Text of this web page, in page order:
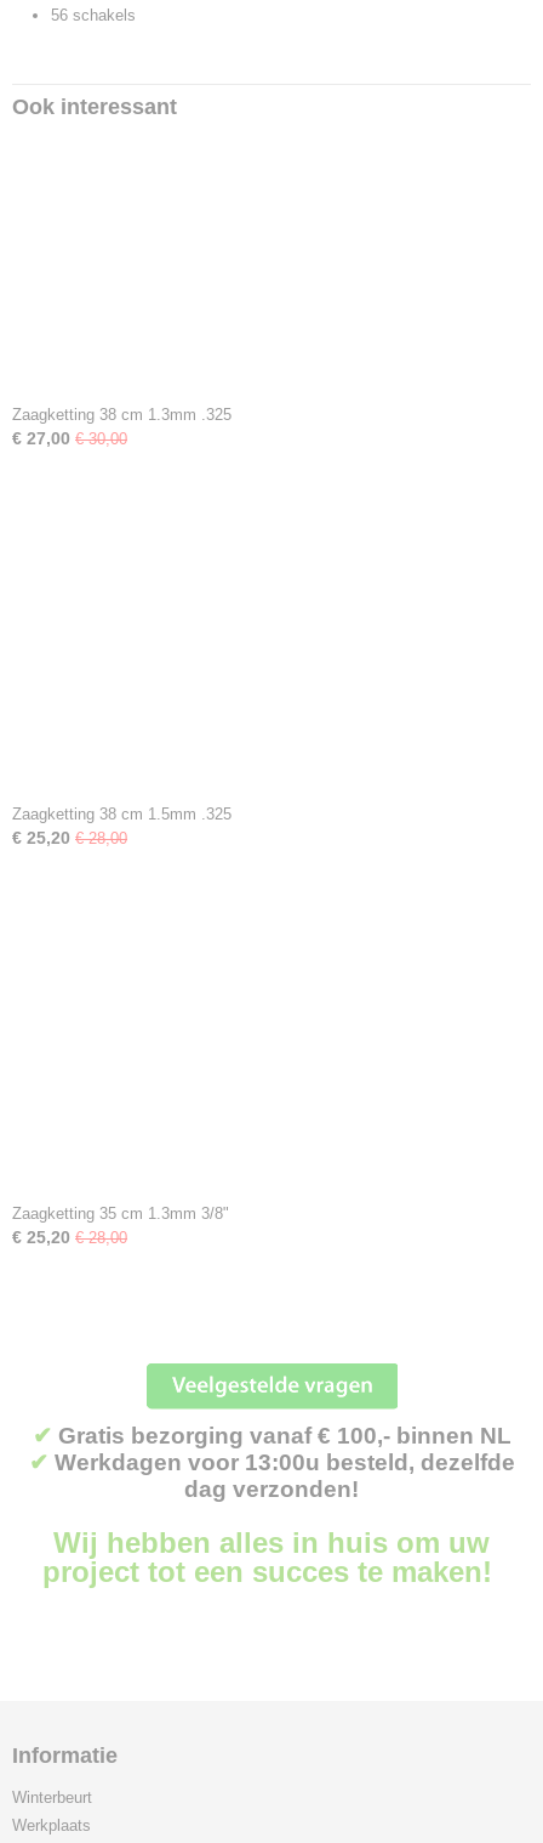
56 schakels
Ook interessant
Zaagketting 38 cm 1.3mm .325
€ 27,00 € 30,00
Zaagketting 38 cm 1.5mm .325
€ 25,20 € 28,00
Zaagketting 35 cm 1.3mm 3/8"
€ 25,20 € 28,00
✔ Gratis bezorging vanaf € 100,- binnen NL
✔ Werkdagen voor 13:00u besteld, dezelfde
dag verzonden!
Wij hebben alles in huis om uw
project tot een succes te maken!
Informatie
Winterbeurt
Werkplaats